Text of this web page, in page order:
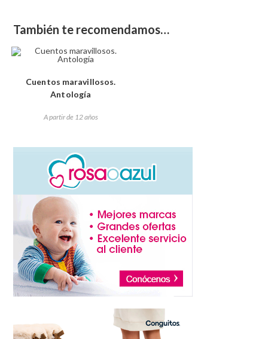
También te recomendamos…
Cuentos maravillosos.
Antología
A partir de 12 años